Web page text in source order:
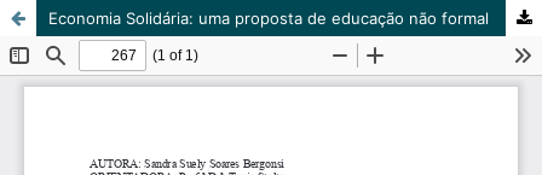
Economia Solidária: uma proposta de educação não formal